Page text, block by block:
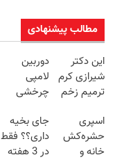
مطالب پیشنهادی
این دکتر
شیرازی کرم
ترمیم زخم
ساخت!!!
دوربین
لامپی
چرخشی
فقط امروز
حراج شد🔥
پرداخت
اسپری
حشره‌کش
خانه و
جای بخیه
داری؟؟ فقط
در 3 هفته